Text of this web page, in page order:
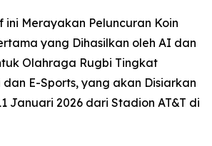
ini Merayakan Peluncuran Koin
yang Dihasilkan oleh AI dan
Olahraga Rugbi Tingkat
E-Sports, yang akan Disiarkan
Januari 2026 dari Stadion AT&T di